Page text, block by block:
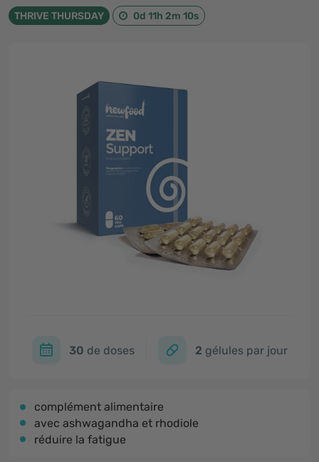
THRIVE THURSDAY 0d 11h 2m 10s
30 de doses 2 gélules par jour
complément alimentaire
avec ashwagandha et rhodiole
réduire la fatigue